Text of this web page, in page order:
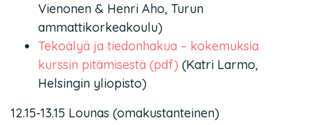
Vienonen & Henri Aho, Turun
ammattikorkeakoulu)
Tekoälyä ja tiedonhakua – kokemuksia
kurssin pitämisestä (pdf) (Katri Larmo,
Helsingin yliopisto)
12.15-13.15 Lounas (omakustanteinen)